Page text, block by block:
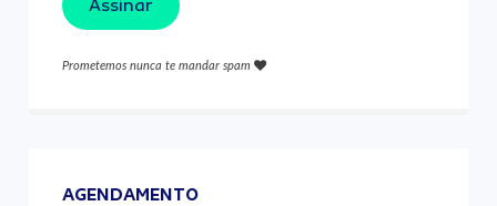
Assinar
Prometemos nunca te mandar spam
AGENDAMENTO